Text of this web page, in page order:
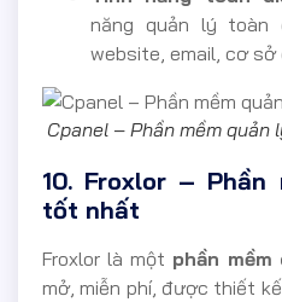
năng quản lý toàn
website, email, cơ sở
Cpanel – Phần mềm
10. Froxlor – Phần
tốt nhất
Froxlor là một phần
mở, miễn phí, được thiết